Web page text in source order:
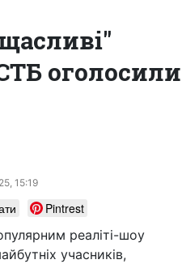
оголосили
15:19
Pintrest
реаліті-шоу
учасників,